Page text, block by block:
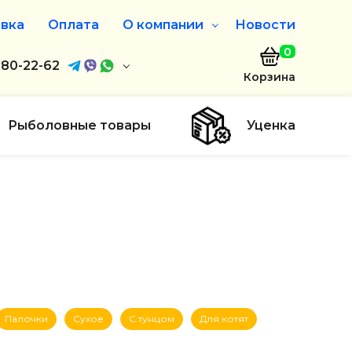
Оплата О компании
О нас
Дисконтная программа
Новости
22-62
Заказать звонок
0
Корзина
Рыболовные товары Уценка
Палочки Сухое С тунцом Для котят